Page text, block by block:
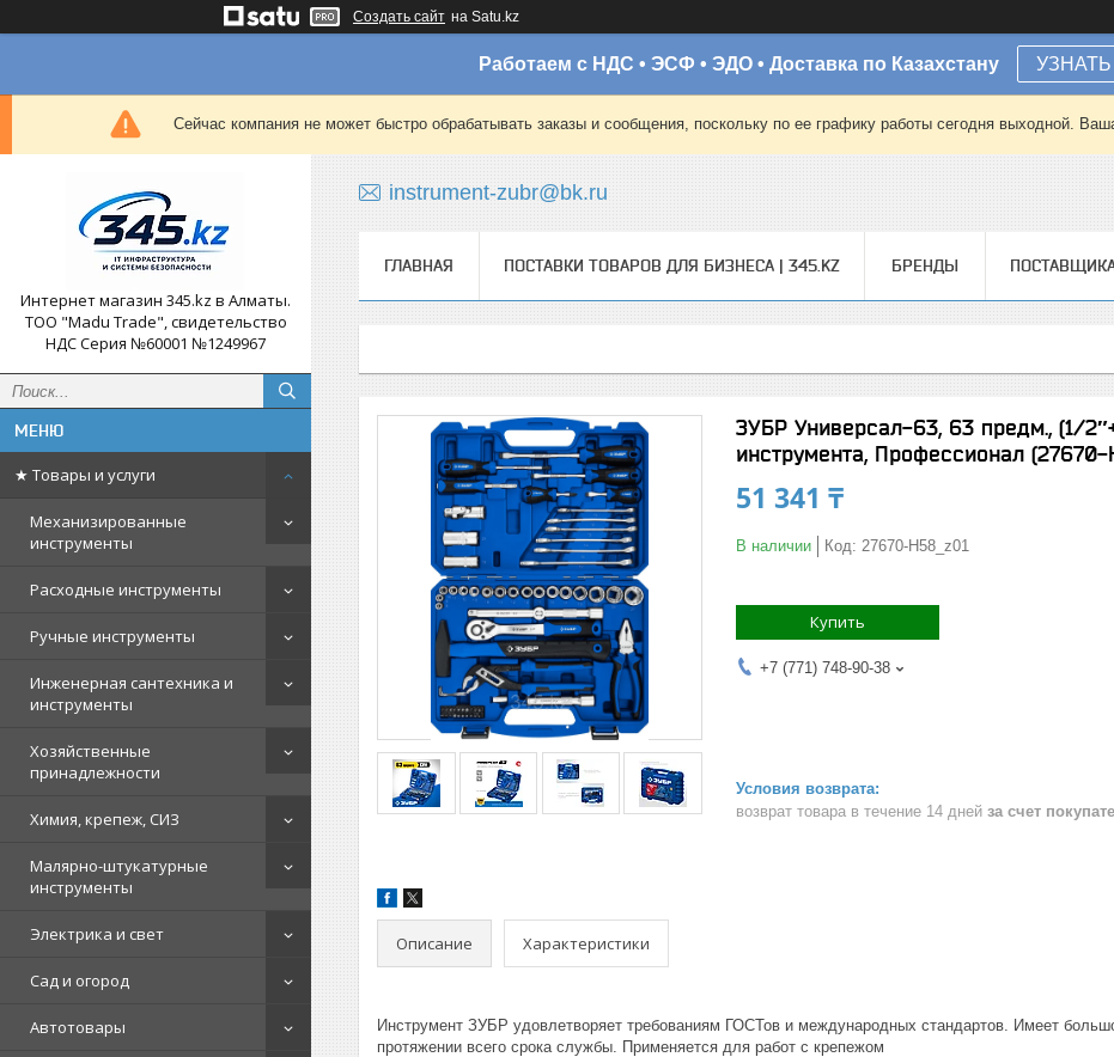
Создать сайт на Satu.kz
Работаем с НДС • ЭСФ • ЭДО • Доставка по Казахстану УЗНАТЬ
Сейчас компания не может быстро обрабатывать заказы и сообщения, поскольку по ее графику работы сегодня выходной.
Интернет магазин 345.kz в Алматы.
ТОО "Madu Trade", свидетельство
НДС Серия №60001 №1249967
★ Товары и услуги
Механизированные
инструменты
Расходные инструменты
Ручные инструменты
Инженерная сантехника и
инструменты
Хозяйственные
принадлежности
Химия, крепеж, СИЗ
Малярно-штукатурные
инструменты
Электрика и свет
Сад и огород
Автотовары
instrument-zubr@bk.ru
ГЛАВНАЯ ПОСТАВКИ ТОВАРОВ ДЛЯ БИЗНЕСА | 345.KZ БРЕНДЫ
ЗУБР Универсал-63, 63 предм., (1/
инструмента, Профессионал (27670-
51 341 ₸
В наличии Код: 27670-H58_z01
Купить
+7 (771) 748-90-38
возврат товара в течение 14 дней за счет
Описание Характеристики
Инструмент ЗУБР удовлетворяет требованиям ГОСТов и международных стандартов. Имеет
протяжении всего срока службы. Применяется для работ с крепежом